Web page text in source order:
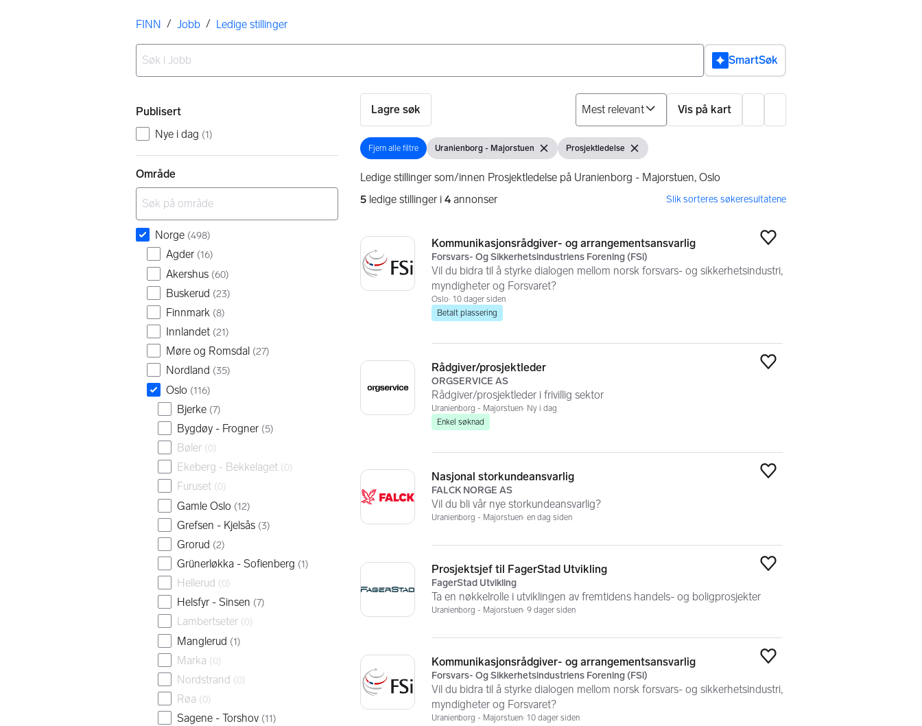
Her er du
FINN / Jobb / Ledige stillinger
SmartSøk
Filtre
Publisert
Nye i dag (1)
Område
Norge (498)
Agder (16)
Akershus (60)
Buskerud (23)
Finnmark (8)
Innlandet (21)
Møre og Romsdal (27)
Nordland (35)
Oslo (116)
Bjerke (7)
Bygdøy - Frogner (5)
Bøler (0)
Ekeberg - Bekkelaget (0)
Furuset (0)
Gamle Oslo (12)
Grefsen - Kjelsås (3)
Grorud (2)
Grünerløkka - Sofienberg (1)
Hellerud (0)
Helsfyr - Sinsen (7)
Lambertseter (0)
Manglerud (1)
Marka (0)
Nordstrand (0)
Røa (0)
Sagene - Torshov (11)
Lagre søk
Sorter på
Vis på kart
Fjern alle filtre
Fjern alle filtre Vis filter
Uranienborg - Majorstuen Fjern filterVis filter
Prosjektledelse Fjern filter
Ledige stillinger som/innen Prosjektledelse på Uranienborg - Majorstuen, Oslo
5ledige stillinger i 4annonser
Søkeresultater
Kommunikasjonsrådgiver- og arrangementsansvarlig
Forsvars- Og Sikkerhetsindustriens Forening (FSi)
Vil du bidra til å styrke dialogen mellom norsk forsvars- og sikkerhetsindustri,
myndigheter og Forsvaret?
Oslo 10 dager siden
Betalt plassering
Rådgiver/prosjektleder
ORGSERVICE AS
Rådgiver/prosjektleder i frivillig sektor
Uranienborg - Majorstuen Ny i dag
Enkel søknad
Nasjonal storkundeansvarlig
FALCK NORGE AS
Vil du bli vår nye storkundeansvarlig?
Uranienborg - Majorstuen en dag siden
Prosjektsjef til FagerStad Utvikling
FagerStad Utvikling
Ta en nøkkelrolle i utviklingen av fremtidens handels- og boligprosjekter
Uranienborg - Majorstuen 9 dager siden
Kommunikasjonsrådgiver- og arrangementsansvarlig
Forsvars- Og Sikkerhetsindustriens Forening (FSi)
Vil du bidra til å styrke dialogen mellom norsk forsvars- og sikkerhetsindustri,
myndigheter og Forsvaret?
Uranienborg - Majorstuen 10 dager siden